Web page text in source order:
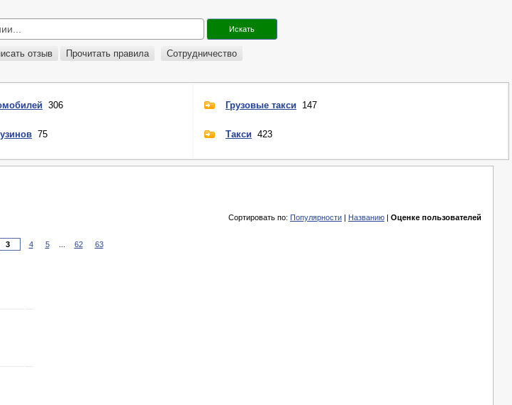
отзыв Прочитать правила Сотрудничество
306
75
Грузовые такси 147
Такси 423
Сортировать по: Популярности | Названию | Оценке пользователей
4 5 62 63